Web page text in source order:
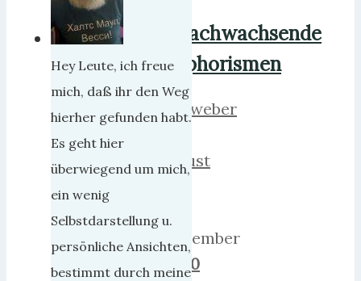
Nachwachsende
Aphorismen
herrweber
August
September
2021 0
Hey Leute, ich freue
mich, daß ihr den Weg
hierher gefunden habt.
Es geht hier
überwiegend um mich,
ein wenig
Selbstdarstellung u.
persönliche Ansichten,
bestimmt durch meine